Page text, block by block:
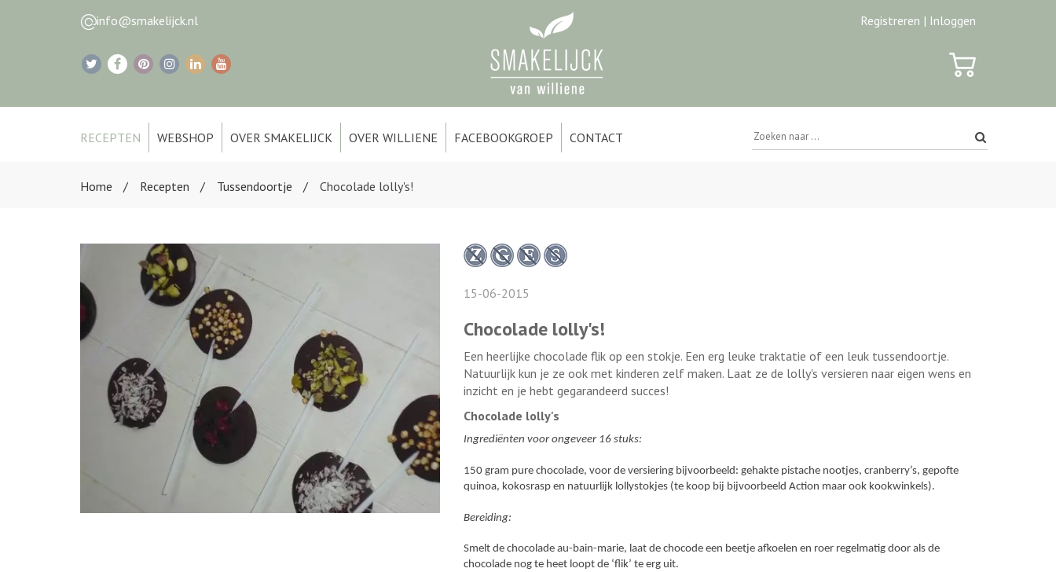
info@smakelijck.nl Registreren | Inloggen
RECEPTEN WEBSHOP OVER SMAKELIJCK OVER WILLIENE FACEBOOKGROEP CONTACT
Home Recepten Tussendoortje Chocolade lolly's!
15-06-2015
Chocolade lolly's!
Een heerlijke chocolade flik op een stokje. Een erg leuke traktatie of een leuk tussendoortje.
Natuurlijk kun je ze ook met kinderen zelf maken. Laat ze de lolly's versieren naar eigen wens en
inzicht en je hebt gegarandeerd succes!
Chocolade lolly's
Ingrediënten voor ongeveer 16 stuks:
150 gram pure chocolade, voor de versiering bijvoorbeeld: gehakte pistache nootjes, cranberry’s, gepofte
quinoa, kokosrasp en natuurlijk lollystokjes (te koop bij bijvoorbeeld Action maar ook kookwinkels).
Bereiding:
Smelt de chocolade au-bain-marie, laat de chocode een beetje afkoelen en roer regelmatig door als de
chocolade nog te heet loopt de ‘flik’ te erg uit.